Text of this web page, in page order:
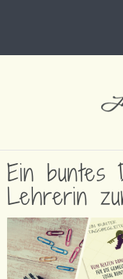
Ein buntes
Lehrerin